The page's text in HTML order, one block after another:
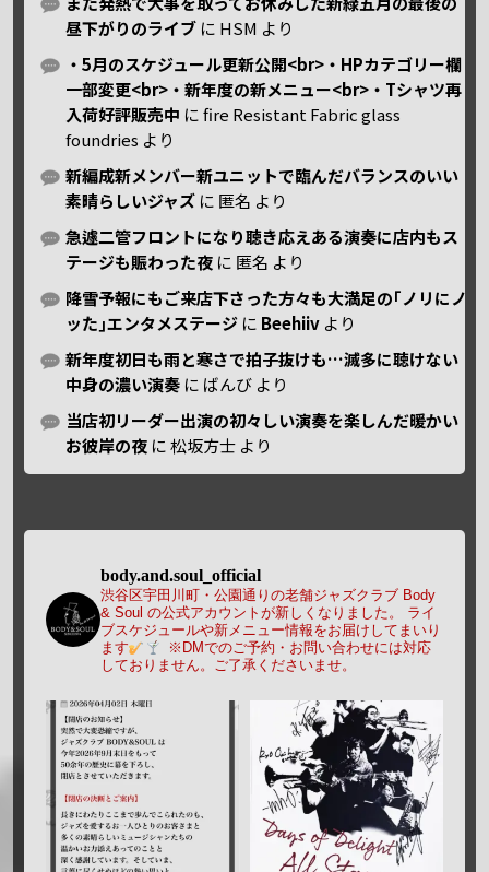
昼下がりのライブ に HSM より
・5月のスケジュール更新公開<br>・HPカテゴリー欄
一部変更<br>・新年度の新メニュー<br>・Tシャツ再
入荷好評販売中 にfire Resistant Fabric glass
foundries より
新編成新メンバー新ユニットで臨んだバランスのいい
素晴らしいジャズ に 匿名 より
急遽二管フロントになり聴き応えある演奏に店内もス
テージも賑わった夜 に 匿名 より
降雪予報にもご来店下さった方々も大満足の｢ノリにノ
ッた｣エンタメステージ に Beehiiv より
新年度初日も雨と寒さで拍子抜けも…滅多に聴けない
中身の濃い演奏 に ばんび より
当店初リーダー出演の初々しい演奏を楽しんだ暖かい
お彼岸の夜 に松坂方士 より
body.and.soul_official
渋谷区宇田川町・公園通りの老舗ジャズクラブ Body
& Soul の公式アカウントが新しくなりました。
ライ
ブスケジュールや新メニュー情報をお届けしてまいり
ます
※DMでのご予約・お問い合わせには対応
しておりません。ご了承くださいませ。